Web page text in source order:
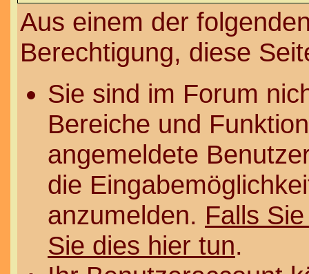
Aus einem der
Berechtigung, diese
Sie sind im Forum
Bereiche und
angemeldete
die
anzumelden. Falls
Sie dies hier tun.